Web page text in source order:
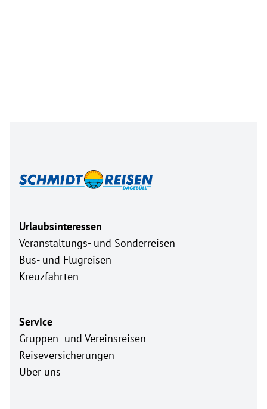
Urlaubsinteressen
Veranstaltungs- und Sonderreisen
Bus- und Flugreisen
Kreuzfahrten
Service
Gruppen- und Vereinsreisen
Reiseversicherungen
Über uns